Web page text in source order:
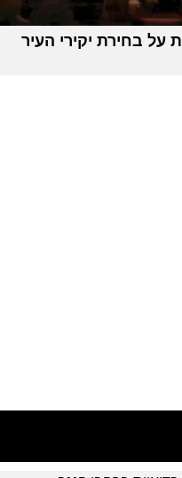
על בחירת יקירי העיר